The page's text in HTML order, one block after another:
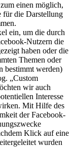
einen möglich,
für die Darstellung
ein, um die durch
Nutzern die
haben oder die
Themen oder
bestimmt werden)
„Custom
wir auch
Interesse
Mit Hilfe des
der Facebook-
Klick auf eine
wurden